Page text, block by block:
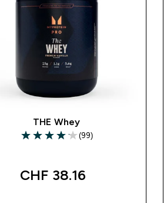
THE Whey
4.14 out of 5 stars
(99)
CHF 38.16‎